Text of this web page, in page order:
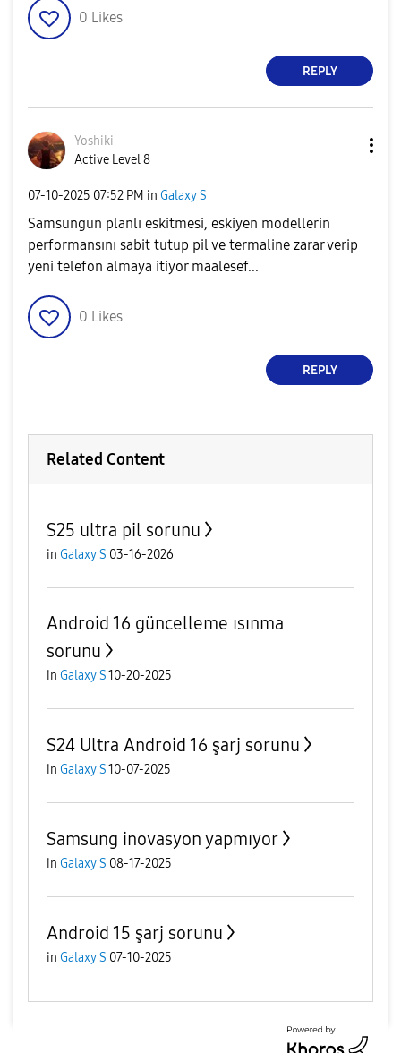
0 Likes
REPLY
Yoshiki
Active Level 8
‎07-10-2025 07:52 PM in Galaxy S
Samsungun planlı eskitmesi, eskiyen modellerin
performansını sabit tutup pil ve termaline zarar verip
yeni telefon almaya itiyor maalesef...
0 Likes
REPLY
Related Content
S25 ultra pil sorunu
in Galaxy S 03-16-2026
Android 16 güncelleme ısınma
sorunu
in Galaxy S10-20-2025
S24 Ultra Android 16 şarj sorunu
in Galaxy S10-07-2025
Samsung inovasyon yapmıyor
in Galaxy S 08-17-2025
Android 15 şarj sorunu
in Galaxy S 07-10-2025